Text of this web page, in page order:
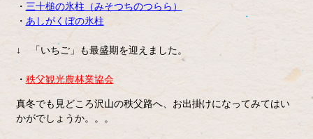
・ 三十槌の氷柱（みそつちのつらら）
・ あしがくぼの氷柱
↓ 「いちご」も最盛期を迎えました。
・ 秩父観光農林業協会
真冬でも見どころ沢山の秩父路へ、お出掛けになってみてはい
かがでしょうか。。。